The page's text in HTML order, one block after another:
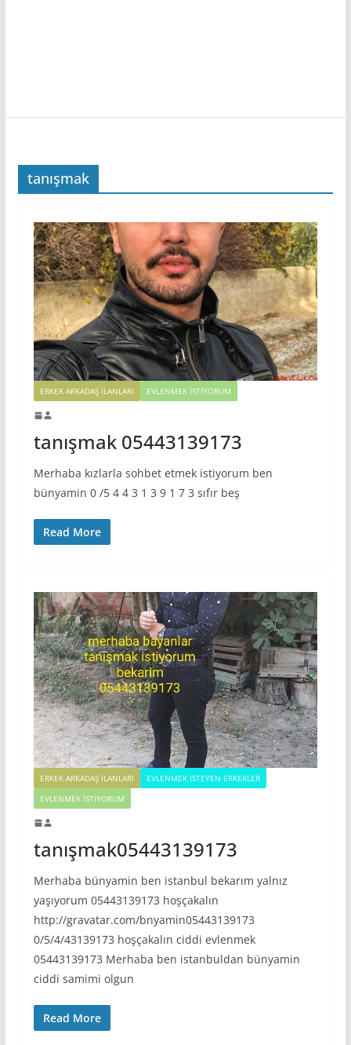
tanışmak
ERKEK ARKADAŞ ILANLARI EVLENMEK İSTIYORUM
tanışmak 05443139173
Merhaba kızlarla sohbet etmek istiyorum ben
bünyamin 0 /5 4 4 3 1 3 9 1 7 3 sıfır beş
Read More
ERKEK ARKADAŞ ILANLARI
EVLENMEK İSTEYEN ERKEKLER
EVLENMEK İSTIYORUM
tanışmak05443139173
Merhaba bünyamin ben istanbul bekarım yalnız
yaşıyorum 05443139173 hoşçakalın
http://gravatar.com/bnyamin05443139173
0/5/4/43139173 hoşçakalın ciddi evlenmek
05443139173 Merhaba ben istanbuldan bünyamin
ciddi samimi olgun
Read More